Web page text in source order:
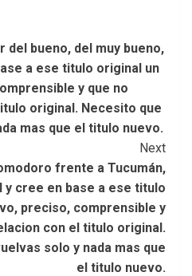
bueno, del muy bueno,
a ese titulo original un
y que no
original. Necesito que
mas que el titulo nuevo.
Next
frente a Tucumán,
y cree en base a ese titulo
preciso, comprensible y
con el titulo original.
solo y nada mas que
el titulo nuevo.